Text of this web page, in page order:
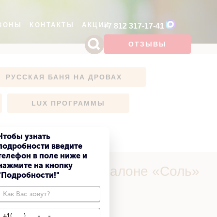
КОНТАКТЫ АКЦИИ+7 812 317-17-41
ОТЗЫВЫ
РУССКАЯ БАНЯ НА ДРОВАХ
LUX ПРОГРАММЫ
мин в СПА салоне «Соль»
узнать
введите
в поле ниже и
на кнопку